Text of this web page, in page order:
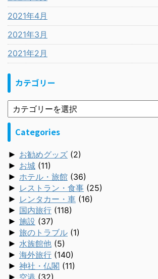
2021年4月
2021年3月
2021年2月
カテゴリー
Categories
► お勧めグッズ (2)
► お城 (11)
► ホテル・旅館 (36)
► レストラン・食事 (25)
► レンタカー・車 (16)
► 国内旅行 (118)
► 施設 (37)
► 旅のトラブル (1)
► 水族館他 (5)
► 海外旅行 (140)
► 神社・仏閣 (11)
► 空港 (32)